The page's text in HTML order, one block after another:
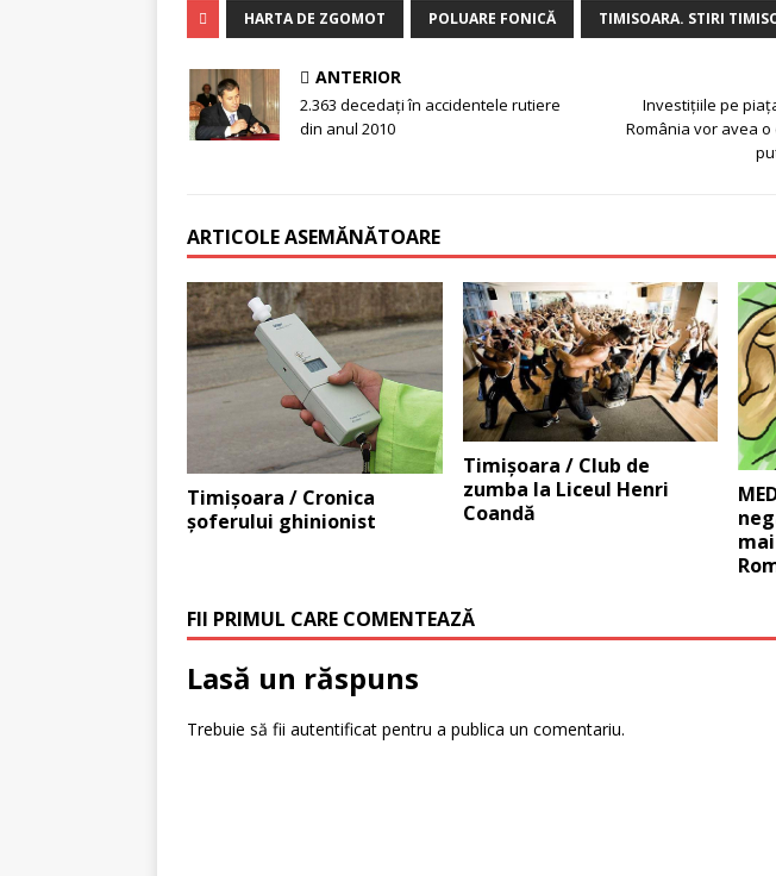
HARTA DE ZGOMOT POLUARE FONICĂ TIMISOARA. STIRI
ANTERIOR
2.363 decedaţi în accidentele rutiere
din anul 2010
Investiţiile pe
România vor avea o
ARTICOLE ASEMĂNĂTOARE
Timişoara / Cronica
şoferului ghinionist
Timişoara / Club de
zumba la Liceul Henri
Coandă
FII PRIMUL CARE COMENTEAZĂ
Lasă un răspuns
Trebuie să fii autentificat pentru a publica un comentariu.